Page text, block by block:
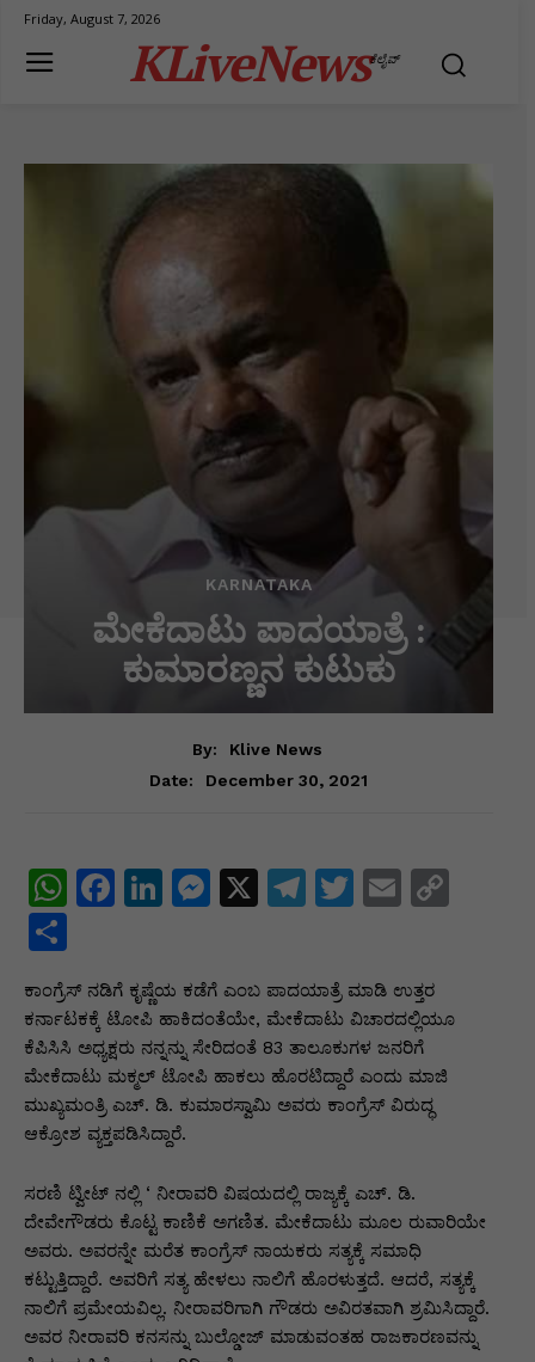
Friday, August 7, 2026
KLiveNewsಕೆಲೈವ್
KARNATAKA
ಮೇಕೆದಾಟು ಪಾದಯಾತ್ರೆ :
ಕುಮಾರಣ್ಣನ ಕುಟುಕು
By:
Klive News
Date:
December 30, 2021
W
s
A
p
p
F
e
b
o
o
k
Li
e
dI
n
M
s
e
n
g
X
T
gr
a
m
T
er
E
l
Li
ar
e
ಕಾಂಗ್ರೆಸ್ ನಡಿಗೆ ಕೃಷ್ಣೆಯ ಕಡೆಗೆ ಎಂಬ ಪಾದಯಾತ್ರೆ ಮಾಡಿ ಉತ್ತರ
ಕರ್ನಾಟಕಕ್ಕೆ ಟೋಪಿ ಹಾಕಿದಂತೆಯೇ, ಮೇಕೆದಾಟು ವಿಚಾರದಲ್ಲಿಯೂ
ಕೆಪಿಸಿಸಿ ಅಧ್ಯಕ್ಷರು ನನ್ನನ್ನು ಸೇರಿದಂತೆ 83 ತಾಲೂಕುಗಳ ಜನರಿಗೆ
ಮೇಕೆದಾಟು ಮಕ್ಮಲ್ ಟೋಪಿ ಹಾಕಲು ಹೊರಟಿದ್ದಾರೆ ಎಂದು ಮಾಜಿ
ಮುಖ್ಯಮಂತ್ರಿ ಎಚ್. ಡಿ. ಕುಮಾರಸ್ವಾಮಿ ಅವರು ಕಾಂಗ್ರೆಸ್ ವಿರುದ್ಧ
ಆಕ್ರೋಶ ವ್ಯಕ್ತಪಡಿಸಿದ್ದಾರೆ.
ಸರಣಿ ಟ್ವೀಟ್ ನಲ್ಲಿ ‘ ನೀರಾವರಿ ವಿಷಯದಲ್ಲಿ ರಾಜ್ಯಕ್ಕೆ ಎಚ್. ಡಿ.
ದೇವೇಗೌಡರು ಕೊಟ್ಟ ಕಾಣಿಕೆ ಅಗಣಿತ. ಮೇಕೆದಾಟು ಮೂಲ ರುವಾರಿಯೇ
ಅವರು. ಅವರನ್ನೇ ಮರೆತ ಕಾಂಗ್ರೆಸ್ ನಾಯಕರು ಸತ್ಯಕ್ಕೆ ಸಮಾಧಿ
ಕಟ್ಟುತ್ತಿದ್ದಾರೆ. ಅವರಿಗೆ ಸತ್ಯ ಹೇಳಲು ನಾಲಿಗೆ ಹೊರಳುತ್ತದೆ. ಆದರೆ, ಸತ್ಯಕ್ಕೆ
ನಾಲಿಗೆ ಪ್ರಮೇಯವಿಲ್ಲ. ನೀರಾವರಿಗಾಗಿ ಗೌಡರು ಅವಿರತವಾಗಿ ಶ್ರಮಿಸಿದ್ದಾರೆ.
ಅವರ ನೀರಾವರಿ ಕನಸನ್ನು ಬುಲ್ಡೋಜ್ ಮಾಡುವಂತಹ ರಾಜಕಾರಣವನ್ನು